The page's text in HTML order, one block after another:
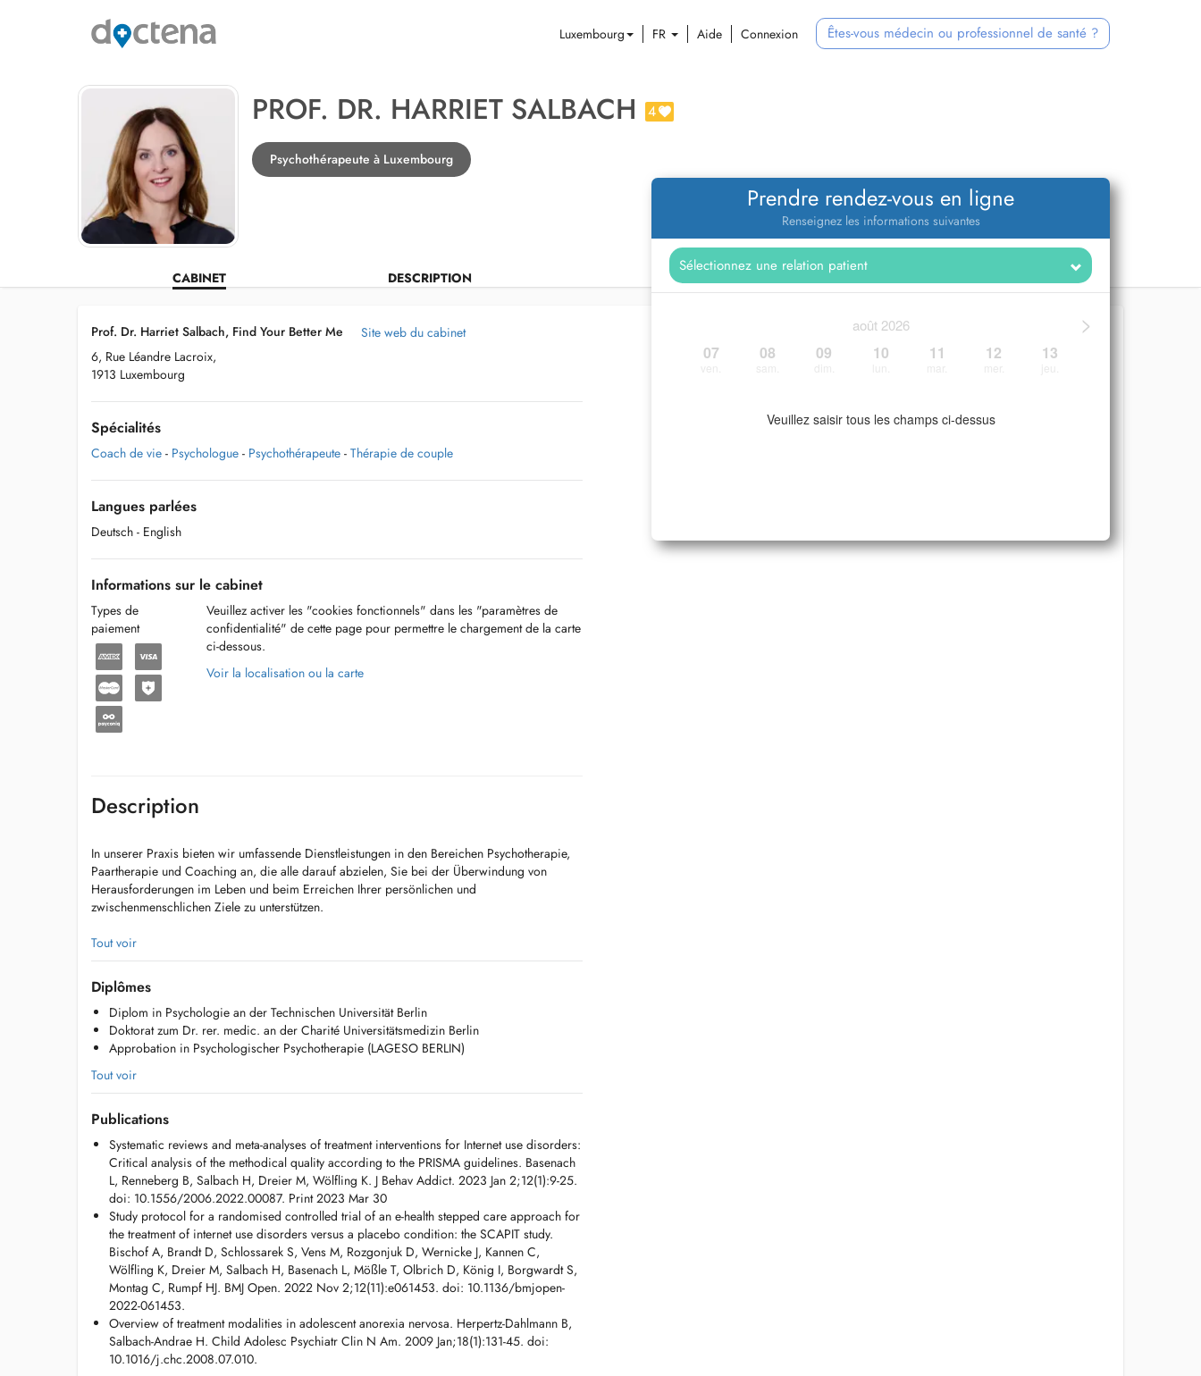
Luxembourg FR Aide Connexion Êtes-vous médecin ou professionnel de santé ?
PROF. DR. HARRIET SALBACH 4
Psychothérapeute à Luxembourg
CABINET DESCRIPTION
Prendre rendez-vous en ligne
Renseignez les informations suivantes
>
août 2026
07 08 09 10 11 12 13
Veuillez saisir tous les champs ci-dessus
Prof. Dr. Harriet Salbach, Find Your Better Me
6, Rue Léandre Lacroix,
1913 Luxembourg
Site web du cabinet
Spécialités
Coach de vie - Psychologue - Psychothérapeute - Thérapie de couple
Langues parlées
Deutsch - English
Informations sur le cabinet
Types de
paiement
Veuillez activer les "cookies fonctionnels" dans les "paramètres de
confidentialité" de cette page pour permettre le chargement de la carte
ci-dessous.
Voir la localisation ou la carte
Description
In unserer Praxis bieten wir umfassende Dienstleistungen in den Bereichen Psychotherapie,
Paartherapie und Coaching an, die alle darauf abzielen, Sie bei der Überwindung von
Herausforderungen im Leben und beim Erreichen Ihrer persönlichen und
zwischenmenschlichen Ziele zu unterstützen.
Um Anspruch auf eine Erstattung durch die CNS (70%) oder die zuständige öffentliche Kasse
zu haben, müsse alle durchgeführten Eingriffe von einem Arzt verordnet werden.
Telekonsultationen sind möglich, werden von der CNS nicht unterstützt.
Tout voir
Diplômes
Diplom in Psychologie an der Technischen Universität Berlin
Doktorat zum Dr. rer. medic. an der Charité Universitätsmedizin Berlin
Approbation in Psychologischer Psychotherapie (LAGESO BERLIN)
Tout voir
Publications
Systematic reviews and meta-analyses of treatment interventions for Internet use disorders:
Critical analysis of the methodical quality according to the PRISMA guidelines. Basenach
L, Renneberg B, Salbach H, Dreier M, Wölfling K. J Behav Addict. 2023 Jan 2;12(1):9-25.
doi: 10.1556/2006.2022.00087. Print 2023 Mar 30
Study protocol for a randomised controlled trial of an e-health stepped care approach for
the treatment of internet use disorders versus a placebo condition: the SCAPIT study.
Bischof A, Brandt D, Schlossarek S, Vens M, Rozgonjuk D, Wernicke J, Kannen C,
Wölfling K, Dreier M, Salbach H, Basenach L, Mößle T, Olbrich D, König I, Borgwardt S,
Montag C, Rumpf HJ. BMJ Open. 2022 Nov 2;12(11):e061453. doi: 10.1136/bmjopen-
2022-061453.
Overview of treatment modalities in adolescent anorexia nervosa. Herpertz-Dahlmann B,
Salbach-Andrae H. Child Adolesc Psychiatr Clin N Am. 2009 Jan;18(1):131-45. doi:
10.1016/j.chc.2008.07.010.